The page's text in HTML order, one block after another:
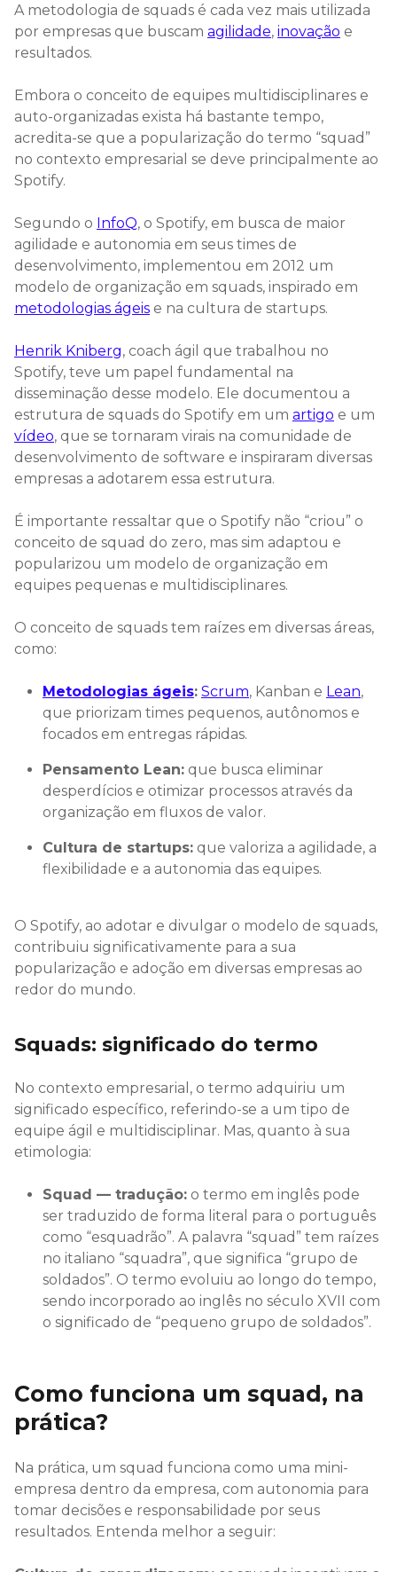
A metodologia de squads é cada vez mais utilizada
por empresas que buscam agilidade, inovação e
resultados.
Embora o conceito de equipes multidisciplinares e
auto-organizadas exista há bastante tempo,
acredita-se que a popularização do termo “squad”
no contexto empresarial se deve principalmente ao
Spotify.
Segundo o InfoQ, o Spotify, em busca de maior
agilidade e autonomia em seus times de
desenvolvimento, implementou em 2012 um
modelo de organização em squads, inspirado em
metodologias ágeis e na cultura de startups.
Henrik Kniberg, coach ágil que trabalhou no
Spotify, teve um papel fundamental na
disseminação desse modelo. Ele documentou a
estrutura de squads do Spotify em um artigo e um
vídeo, que se tornaram virais na comunidade de
desenvolvimento de software e inspiraram diversas
empresas a adotarem essa estrutura.
É importante ressaltar que o Spotify não “criou” o
conceito de squad do zero, mas sim adaptou e
popularizou um modelo de organização em
equipes pequenas e multidisciplinares.
O conceito de squads tem raízes em diversas áreas,
como:
Metodologias ágeis: Scrum, Kanban e Lean,
que priorizam times pequenos, autônomos e
focados em entregas rápidas.
Pensamento Lean: que busca eliminar
desperdícios e otimizar processos através da
organização em fluxos de valor.
Cultura de startups: que valoriza a agilidade, a
flexibilidade e a autonomia das equipes.
O Spotify, ao adotar e divulgar o modelo de squads,
contribuiu significativamente para a sua
popularização e adoção em diversas empresas ao
redor do mundo.
Squads: significado do termo
No contexto empresarial, o termo adquiriu um
significado específico, referindo-se a um tipo de
equipe ágil e multidisciplinar. Mas, quanto à sua
etimologia:
Squad — tradução: o termo em inglês pode
ser traduzido de forma literal para o português
como “esquadrão”. A palavra “squad” tem raízes
no italiano “squadra”, que significa “grupo de
soldados”. O termo evoluiu ao longo do tempo,
sendo incorporado ao inglês no século XVII com
o significado de “pequeno grupo de soldados”.
Como funciona um squad, na
prática?
Na prática, um squad funciona como uma mini-
empresa dentro da empresa, com autonomia para
tomar decisões e responsabilidade por seus
resultados. Entenda melhor a seguir: